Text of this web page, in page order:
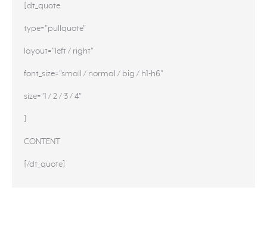
[dt_quote
type="pullquote"
layout="left / right"
font_size="small / normal / big / h1-h6"
size="1 / 2 / 3 / 4"
CONTENT
[/dt_quote]